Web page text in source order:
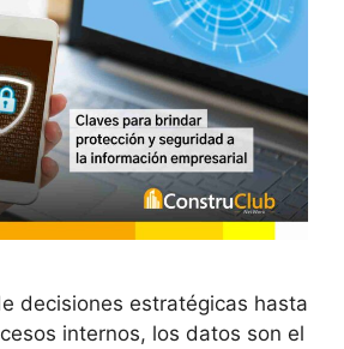
decisiones estratégicas hasta
internos, los datos son el